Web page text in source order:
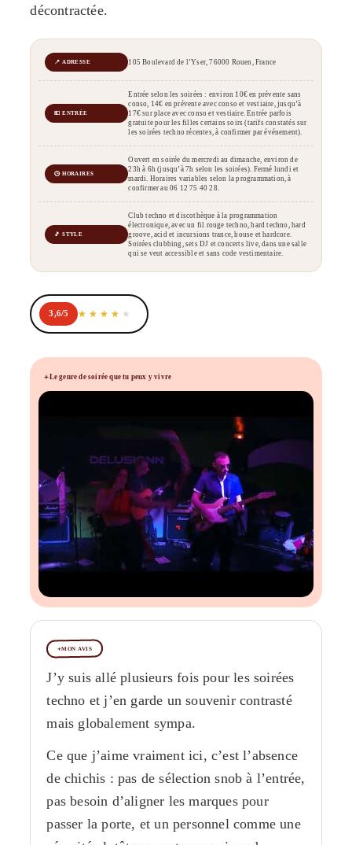
décontractée.
📍 ADRESSE 105 Boulevard de l’Yser, 76000 Rouen, France
💶 ENTRÉE
Entrée selon les soirées : environ 10€ en prévente sans
conso, 14€ en prévente avec conso et vestiaire, jusqu’à
17€ sur place avec conso et vestiaire. Entrée parfois
gratuite pour les filles certains soirs (tarifs constatés sur
les soirées techno récentes, à confirmer par événement).
🕒 HORAIRES
Ouvert en soirée du mercredi au dimanche, environ de
23h à 6h (jusqu’à 7h selon les soirées). Fermé lundi et
mardi. Horaires variables selon la programmation, à
confirmer au 06 12 75 40 28.
🎵 STYLE
Club techno et discothèque à la programmation
électronique, avec un fil rouge techno, hard techno, hard
groove, acid et incursions trance, house et hardcore.
Soirées clubbing, sets DJ et concerts live, dans une salle
qui se veut accessible et sans code vestimentaire.
3,6/5
Le genre de soirée que tu peux y vivre
MON AVIS
J’y suis allé plusieurs fois pour les soirées
techno et j’en garde un souvenir contrasté
mais globalement sympa.
Ce que j’aime vraiment ici, c’est l’absence
de chichis : pas de sélection snob à l’entrée,
pas besoin d’aligner les marques pour
passer la porte, et un personnel comme une